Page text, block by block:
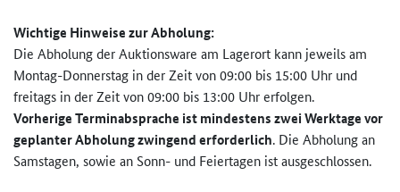
Wichtige Hinweise zurAbholung:
Die Abholung der Auktionsware am Lagerort kann jeweils am
Montag-Donnerstag in der Zeit von 09:00 bis 15:00 Uhr und
freitags in der Zeit von 09:00 bis 13:00 Uhr erfolgen.
Vorherige Terminabsprache ist mindestens zwei Werktage vor
geplanter Abholung zwingend erforderlich. Die Abholung an
Samstagen, sowie an Sonn- und Feiertagen ist ausgeschlossen.